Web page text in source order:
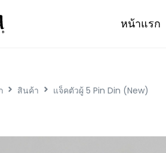
หน้าแรก
สินค้า แจ็คตัวผู้ 5 Pin Din (New)